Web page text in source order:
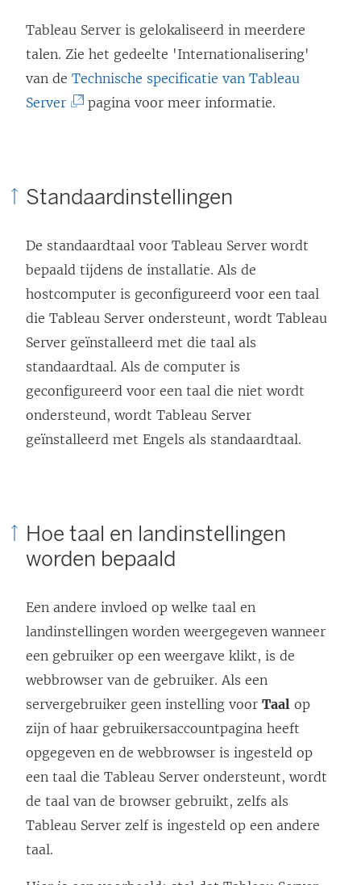
t
i
n
u
v
e
t
r
)
Tableau Server is gelokaliseerd in meerdere
talen. Zie het gedeelte 'Internationalisering'
van de Technische specificatie van Tableau
Server(
k
o
r
d
t
i
n
e
e
n
u
w
e
n
s
t
e
r
g
e
o
p
pagina voor meer informatie.
Standaardinstellingen
De standaardtaal voor Tableau Server wordt
bepaald tijdens de installatie. Als de
hostcomputer is geconfigureerd voor een taal
die Tableau Server ondersteunt, wordt Tableau
Server geïnstalleerd met die taal als
standaardtaal. Als de computer is
geconfigureerd voor een taal die niet wordt
ondersteund, wordt Tableau Server
geïnstalleerd met Engels als standaardtaal.
Hoe taal en landinstellingen
worden bepaald
Een andere invloed op welke taal en
landinstellingen worden weergegeven wanneer
een gebruiker op een weergave klikt, is de
webbrowser van de gebruiker. Als een
servergebruiker geen instelling voor Taal op
zijn of haar gebruikersaccountpagina heeft
opgegeven en de webbrowser is ingesteld op
een taal die Tableau Server ondersteunt, wordt
de taal van de browser gebruikt, zelfs als
Tableau Server zelf is ingesteld op een andere
taal.